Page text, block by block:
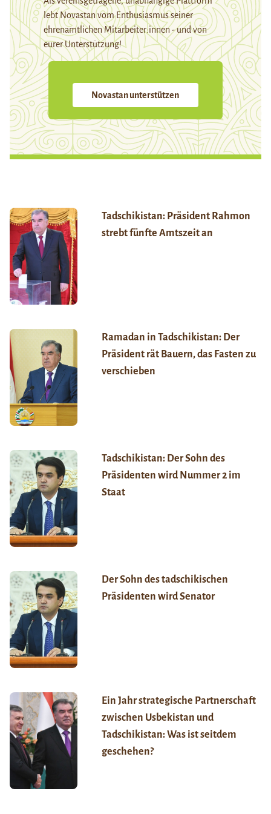
lebt Novastan vom Enthusiasmus seiner
ehrenamtlichen Mitarbeiter:innen - und von
eurer Unterstützung!
Novastan unterstützen
Tadschikistan: Präsident Rahmon
strebt fünfte Amtszeit an
Ramadan in Tadschikistan: Der
Präsident rät Bauern, das Fasten zu
verschieben
Tadschikistan: Der Sohn des
Präsidenten wird Nummer 2 im
Staat
Der Sohn des tadschikischen
Präsidenten wird Senator
Ein Jahr strategische Partnerschaft
zwischen Usbekistan und
Tadschikistan: Was ist seitdem
geschehen?